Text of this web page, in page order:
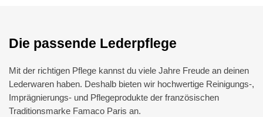
Die passende Lederpflege
Mit der richtigen Pflege kannst du viele Jahre Freude an deinen
Lederwaren haben. Deshalb bieten wir hochwertige Reinigungs-,
Imprägnierungs- und Pflegeprodukte der französischen
Traditionsmarke Famaco Paris an.